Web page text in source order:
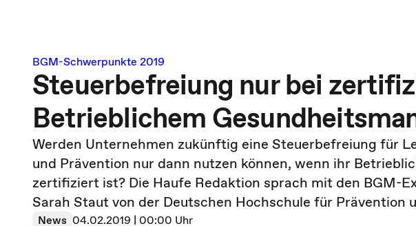
BGM-Schwerpunkte 2019
Steuerbefreiung nur bei
Betrieblichem
Werden Unternehmen zukünftig eine Steuerbefreiung für
und Prävention nur dann nutzen können, wenn ihr
zertifiziert ist? Die Haufe Redaktion sprach mit den BGM-
Sarah Staut von der Deutschen Hochschule für Prävention
News 04.02.2019 | 00:00 Uhr